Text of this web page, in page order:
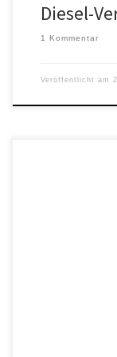
Diesel-
1 Kommentar
Veröffentlicht am